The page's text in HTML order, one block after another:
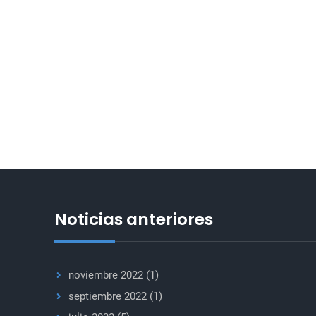
Noticias anteriores
noviembre 2022 (1)
septiembre 2022 (1)